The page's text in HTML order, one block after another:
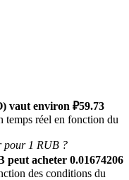
en espèces
vaut environ ₽59.73
temps réel en fonction du
pour 1 RUB ?
peut acheter 0.01674206
des conditions du